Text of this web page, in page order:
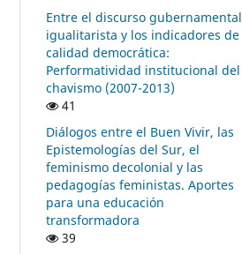
Entre el discurso gubernamental
igualitarista y los indicadores de
calidad democrática:
Performatividad institucional del
chavismo (2007-2013)
41
Diálogos entre el Buen Vivir, las
Epistemologías del Sur, el
feminismo decolonial y las
pedagogías feministas. Aportes
para una educación
transformadora
39